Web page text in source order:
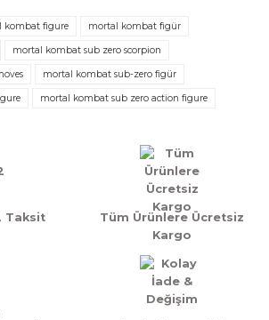
kombat figure mortal kombat figür
mortal kombat sub zero scorpion
mortal kombat sub-zero figür
mortal kombat sub zero action figure
Taksit
Tüm Ürünlere Ücretsiz
Kargo